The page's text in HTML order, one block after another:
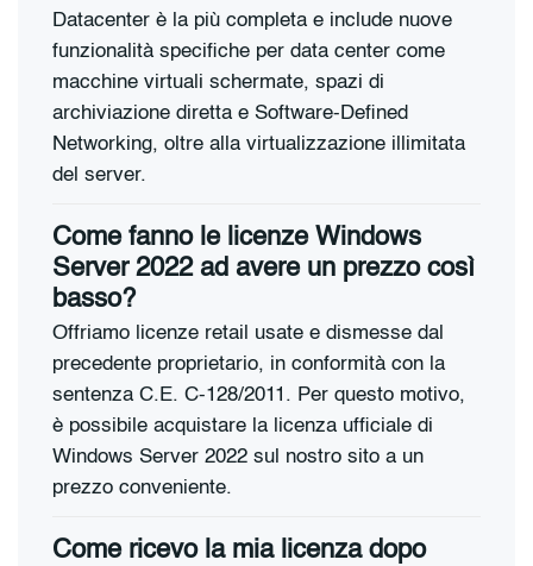
Datacenter è la più completa e include nuove
funzionalità specifiche per data center come
macchine virtuali schermate, spazi di
archiviazione diretta e Software-Defined
Networking, oltre alla virtualizzazione illimitata
del server.
Come fanno le licenze Windows
Server 2022 ad avere un prezzo così
basso?
Offriamo licenze retail usate e dismesse dal
precedente proprietario, in conformità con la
sentenza C.E. C-128/2011. Per questo motivo,
è possibile acquistare la licenza ufficiale di
Windows Server 2022 sul nostro sito a un
prezzo conveniente.
Come ricevo la mia licenza dopo